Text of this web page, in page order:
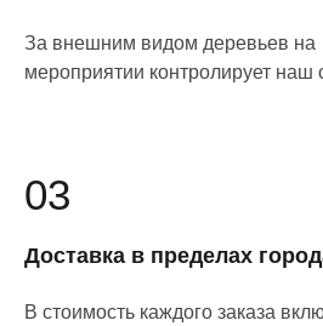
За внешним видом деревьев на
мероприятии контролирует наш
Доставка в пределах
В стоимость каждого заказа
03